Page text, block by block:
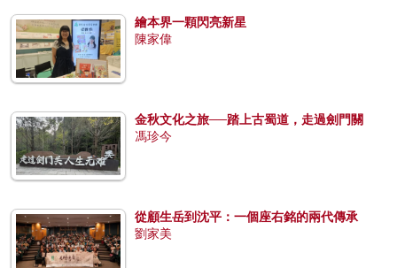
繪本界一顆閃亮新星
陳家偉
金秋文化之旅──踏上古蜀道，走過劍門關
馮珍今
從顧生岳到沈平：一個座右銘的兩代傳承
劉家美